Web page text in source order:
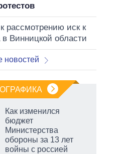
рассмотрению иск к
в Винницкой области
новостей
Как изменился
бюджет
Министерства
обороны за 13 лет
войны с россией